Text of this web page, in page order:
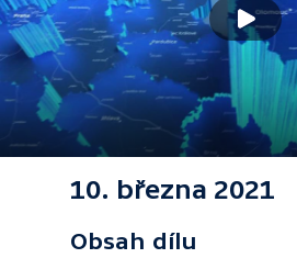
10. března 2021
Obsah dílu